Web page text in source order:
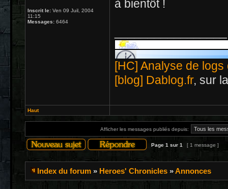
Inscrit le: Ven 09 Juil, 2004
11:15
Messages: 6464
à bientôt !
[HC] Analyse de
[blog] Dablog.fr, sur
Haut
Afficher les messages publiés depuis:
Page 1 sur 1 [ 1 message ]
Index du forum » Heroes' Chronicles »Annonces